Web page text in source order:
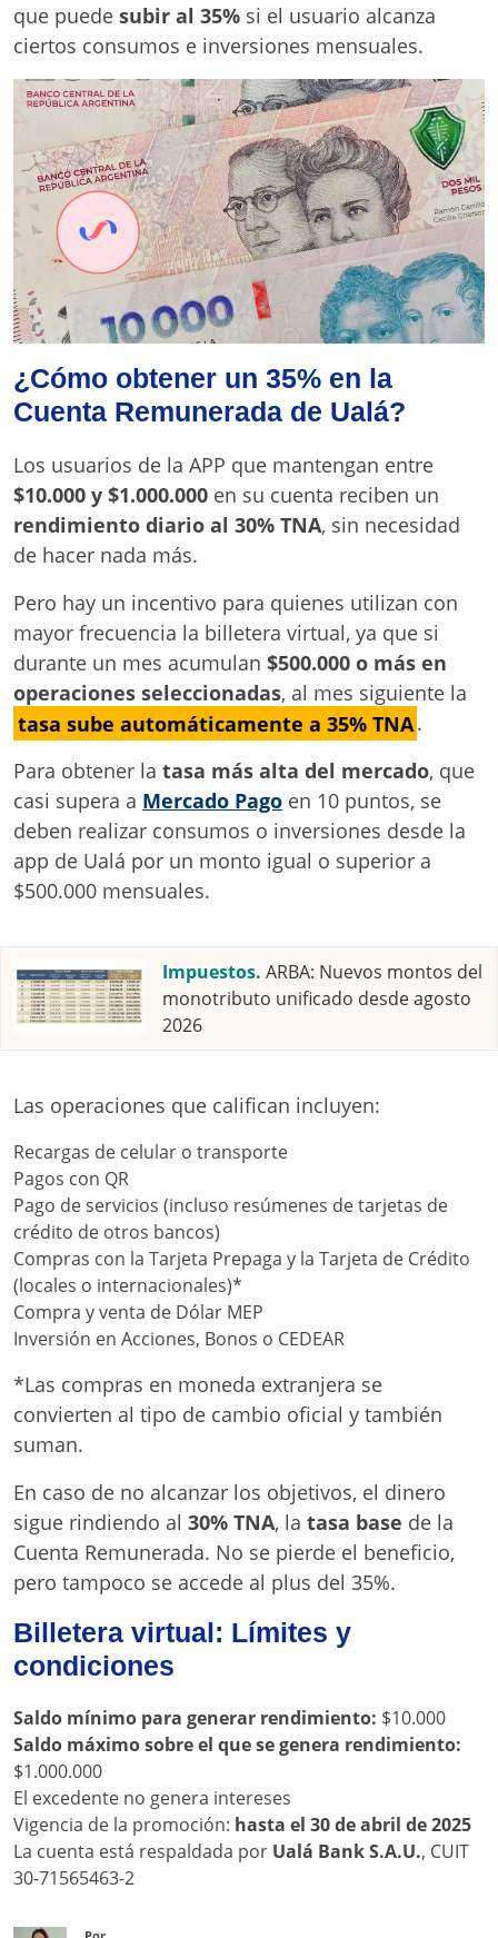
que puede subir al 35% si el usuario alcanza
ciertos consumos e inversiones mensuales.
¿Cómo obtener un 35% en la
Cuenta Remunerada de Ualá?
Los usuarios de la APP que mantengan entre
$10.000 y $1.000.000 en su cuenta reciben un
rendimiento diario al 30% TNA, sin necesidad
de hacer nada más.
Pero hay un incentivo para quienes utilizan con
mayor frecuencia la billetera virtual, ya que si
durante un mes acumulan $500.000 o más en
operaciones seleccionadas, al mes siguiente la
tasa sube automáticamente a 35% TNA.
Para obtener la tasa más alta del mercado, que
casi supera a Mercado Pago en 10 puntos, se
deben realizar consumos o inversiones desde la
app de Ualá por un monto igual o superior a
$500.000 mensuales.
Impuestos. ARBA: Nuevos montos del
monotributo unificado desde agosto
2026
Las operaciones que califican incluyen:
Recargas de celular o transporte
Pagos con QR
Pago de servicios (incluso resúmenes de tarjetas de
crédito de otros bancos)
Compras con la Tarjeta Prepaga y la Tarjeta de Crédito
(locales o internacionales)*
Compra y venta de Dólar MEP
Inversión en Acciones, Bonos o CEDEAR
*Las compras en moneda extranjera se
convierten al tipo de cambio oficial y también
suman.
En caso de no alcanzar los objetivos, el dinero
sigue rindiendo al 30% TNA, la tasa base de la
Cuenta Remunerada. No se pierde el beneficio,
pero tampoco se accede al plus del 35%.
Billetera virtual: Límites y
condiciones
Saldo mínimo para generar rendimiento: $10.000
Saldo máximo sobre el que se genera rendimiento:
$1.000.000
El excedente no genera intereses
Vigencia de la promoción: hasta el 30 de abril de 2025
La cuenta está respaldada por Ualá Bank S.A.U., CUIT
30-71565463-2